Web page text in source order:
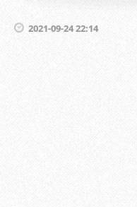
2021-09-24 22:14